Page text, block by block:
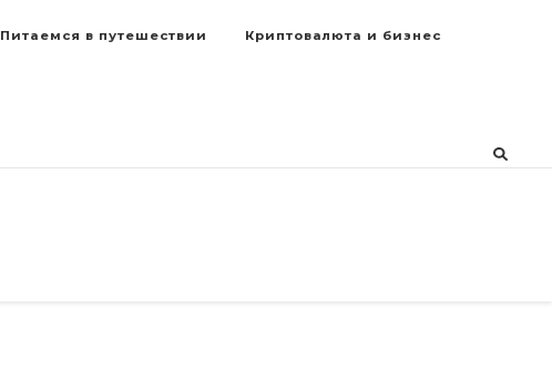
Питаемся в путешествии Криптовалюта и бизнес